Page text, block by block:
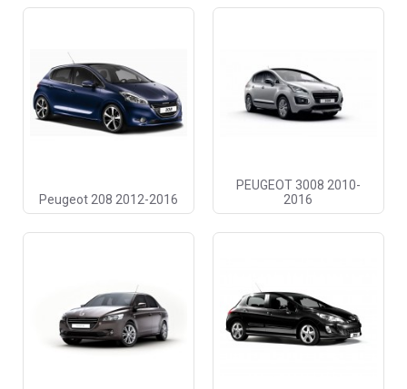
Peugeot 208 2012-2016
PEUGEOT 3008 2010-
2016